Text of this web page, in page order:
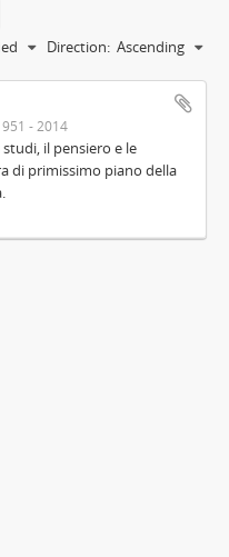
Direction: Ascending
- 2014
il pensiero e le
di primissimo piano della